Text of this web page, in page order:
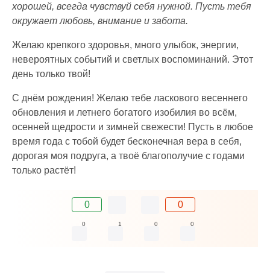
хорошей, всегда чувствуй себя нужной. Пусть тебя
окружает любовь, внимание и забота.
Желаю крепкого здоровья, много улыбок, энергии,
невероятных событий и светлых воспоминаний. Этот
день только твой!
С днём рождения! Желаю тебе ласкового весеннего
обновления и летнего богатого изобилия во всём,
осенней щедрости и зимней свежести! Пусть в любое
время года с тобой будет бесконечная вера в себя,
дорогая моя подруга, а твоё благополучие с годами
только растёт!
0 0
0 1 0 0